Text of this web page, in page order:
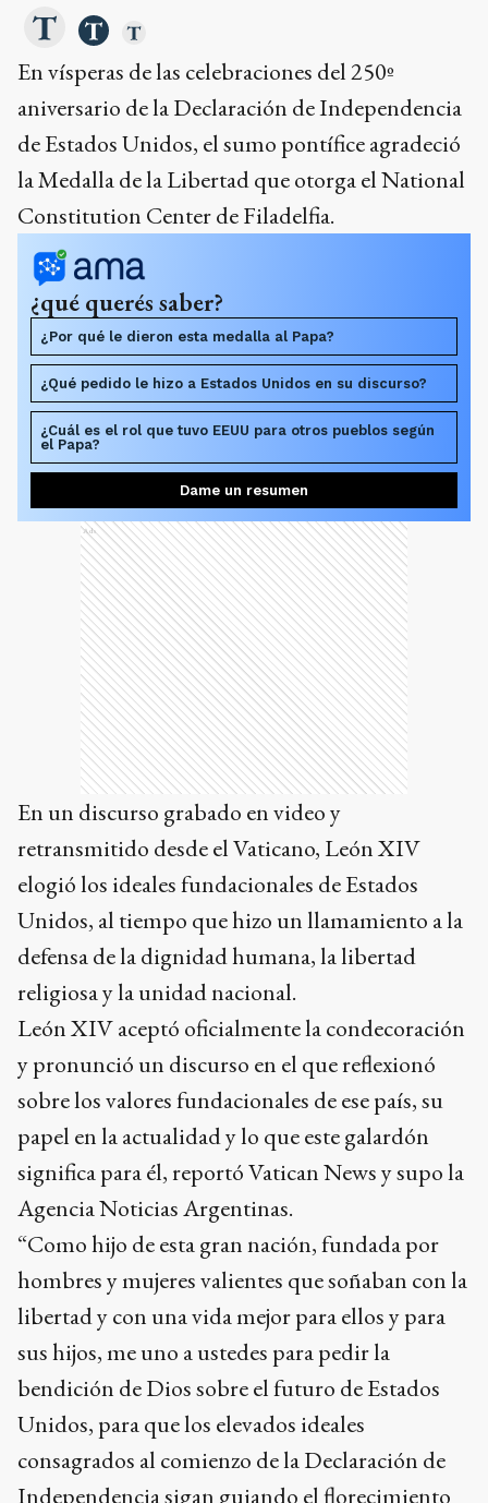
En vísperas de las celebraciones del 250º
aniversario de la Declaración de Independencia
de Estados Unidos, el sumo pontífice agradeció
la Medalla de la Libertad que otorga el National
Constitution Center de Filadelfia.
¿qué querés saber?
¿Por qué le dieron esta medalla al Papa?
¿Qué pedido le hizo a Estados Unidos en su discurso?
¿Cuál es el rol que tuvo EEUU para otros pueblos según
el Papa?
Dame un resumen
Ads
En un discurso grabado en video y
retransmitido desde el Vaticano, León XIV
elogió los ideales fundacionales de Estados
Unidos, al tiempo que hizo un llamamiento a la
defensa de la dignidad humana, la libertad
religiosa y la unidad nacional.
León XIV aceptó oficialmente la condecoración
y pronunció un discurso en el que reflexionó
sobre los valores fundacionales de ese país, su
papel en la actualidad y lo que este galardón
significa para él, reportó Vatican News y supo la
Agencia Noticias Argentinas.
“Como hijo de esta gran nación, fundada por
hombres y mujeres valientes que soñaban con la
libertad y con una vida mejor para ellos y para
sus hijos, me uno a ustedes para pedir la
bendición de Dios sobre el futuro de Estados
Unidos, para que los elevados ideales
consagrados al comienzo de la Declaración de
Independencia sigan guiando el florecimiento